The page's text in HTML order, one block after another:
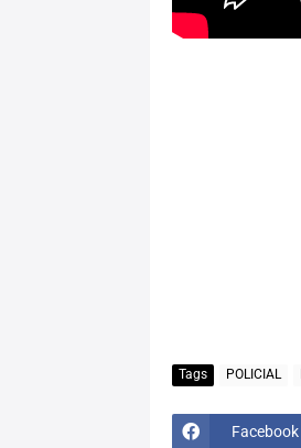
Tags POLICIAL
Facebook